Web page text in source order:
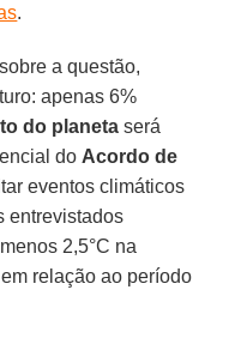
.
a questão,
apenas 6%
do planeta será
do Acordo de
eventos climáticos
entrevistados
2,5°C na
relação ao período